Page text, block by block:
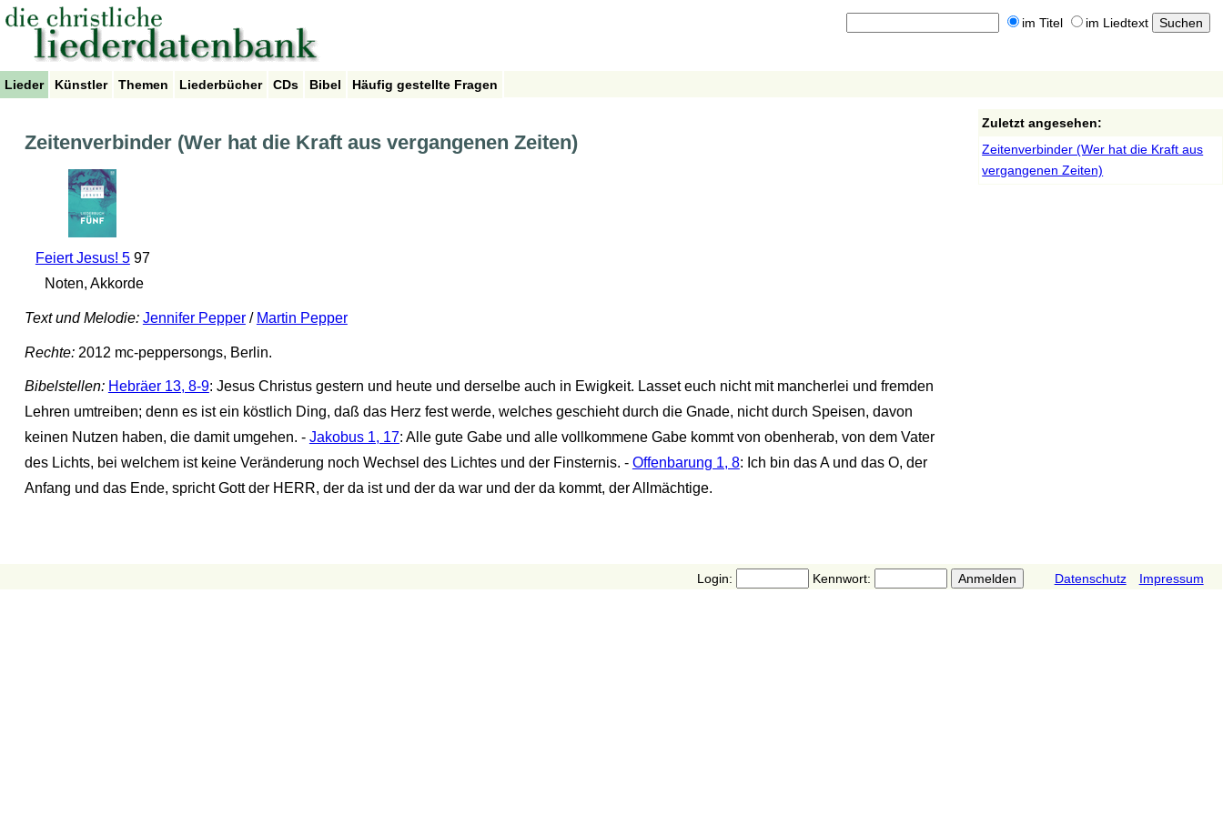
im Titel im Liedtext
Lieder Künstler Themen Liederbücher CDs Bibel Häufig gestellte Fragen
Zeitenverbinder (Wer hat die Kraft aus vergangenen Zeiten)
Feiert Jesus! 597
Noten, Akkorde
Text und Melodie: Jennifer Pepper/ Martin Pepper
Rechte:2012 mc-peppersongs, Berlin.
Bibelstellen: Hebräer 13, 8-9: Jesus Christus gestern und heute und derselbe auch in Ewigkeit. Lasset euch nicht mit mancherlei und fremden
Lehren umtreiben; denn es ist ein köstlich Ding, daß das Herz fest werde, welches geschieht durch die Gnade, nicht durch Speisen, davon
keinen Nutzen haben, die damit umgehen. - Jakobus 1, 17: Alle gute Gabe und alle vollkommene Gabe kommt von obenherab, von dem Vater
des Lichts, bei welchem ist keine Veränderung noch Wechsel des Lichtes und der Finsternis. - Offenbarung 1, 8: Ich bin das A und das O, der
Anfang und das Ende, spricht Gott der HERR, der da ist und der da war und der da kommt, der Allmächtige.
Zuletzt angesehen:
Zeitenverbinder (Wer hat die Kraft aus
vergangenen Zeiten)
Login: Kennwort: Datenschutz Impressum